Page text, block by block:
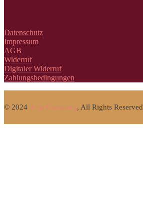
Datenschutz
Impressum
AGB
Widerruf
Digitaler Widerruf
Zahlungsbedingungen
© 2024 Anja Giersberg, All Rights Reserved